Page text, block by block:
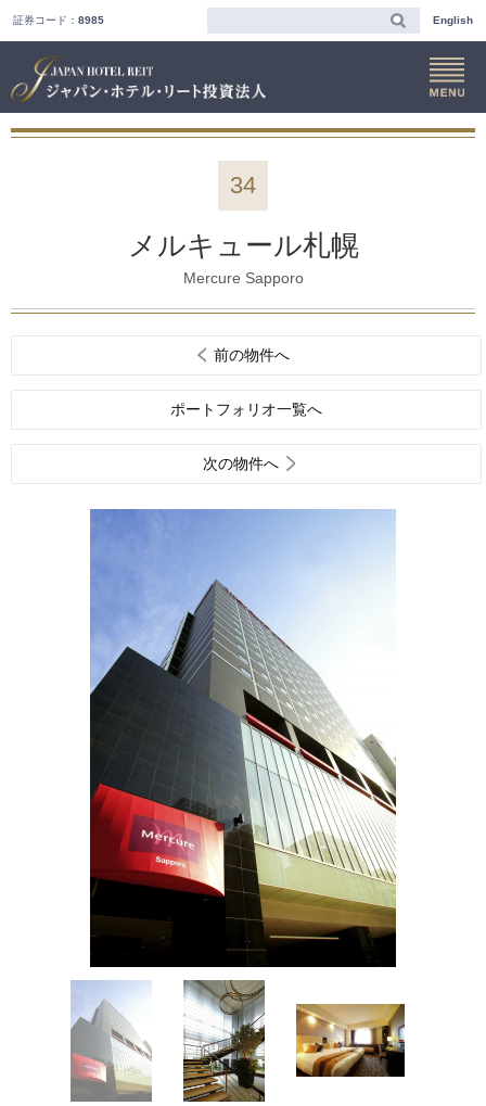
証券コード： 8985 English
34
メルキュール札幌
Mercure Sapporo
前の物件へ
ポートフォリオ一覧へ
次の物件へ